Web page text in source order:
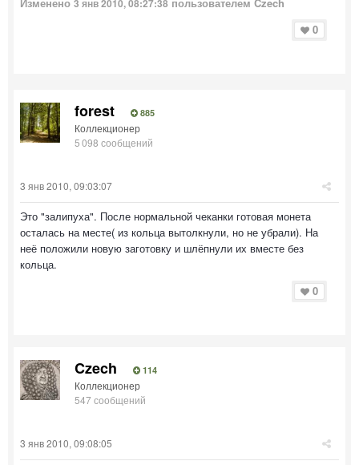
3 янв 2010, 08:27:38
0
forest 885
Коллекционер
5 098 сообщений
3 янв 2010, 09:03:07
Это "залипуха". После нормальной чеканки готовая монета
осталась на месте( из кольца вытолкнули, но не убрали). На
неё положили новую заготовку и шлёпнули их вместе без
кольца.
0
Czech 114
Коллекционер
547 сообщений
3 янв 2010, 09:08:05